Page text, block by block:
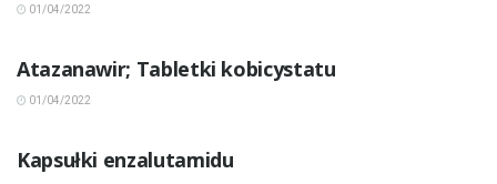
01/04/2022
Atazanawir; Tabletki kobicystatu
01/04/2022
Kapsułki enzalutamidu